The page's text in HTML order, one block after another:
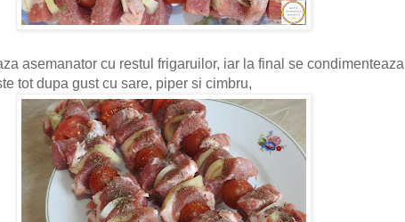
asemanator cu restul frigaruilor, iar la final se condimenteaza
tot dupa gust cu sare, piper si cimbru,